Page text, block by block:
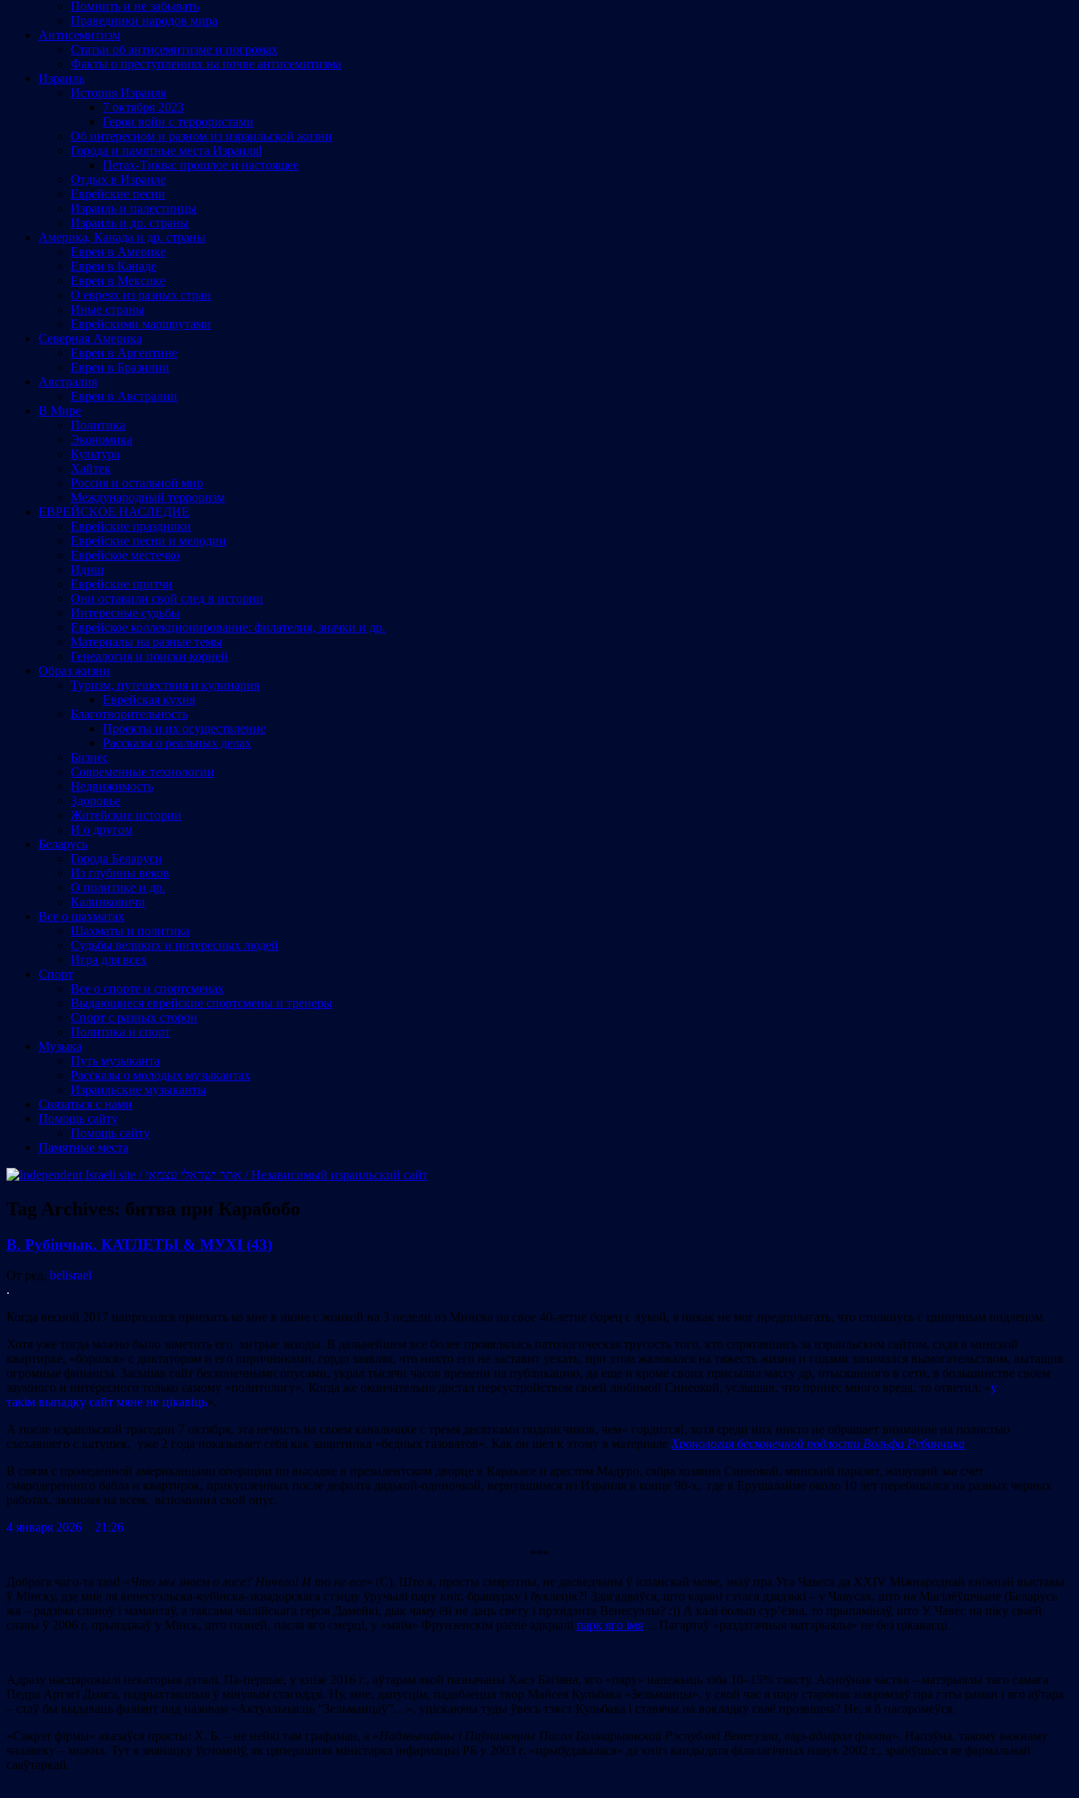
Помнить и не забывать
Праведники народов мира
Антисемитизм
Статьи об антисемитизме и погромах
Факты о преступлениях на почве антисемитизма
Израиль
История Израиля
7 октября 2023
Герои войн с террористами
Об интересном и разном из израильской жизни
Города и памятные места Израиляl
Петах-Тиква: прошлое и настоящее
Отдых в Израиле
Еврейские песни
Израиль и палестинцы
Израиль и др. страны
Америка, Канада и др. страны
Евреи в Америке
Евреи в Канаде
Евреи в Мексике
О евреях из разных стран
Иные страны
Еврейскими маршрутами
Северная Америка
Евреи в Аргентине
Евреи в Бразилии
Австралия
Евреи в Австралии
В Мире
Политика
Экономика
Культура
Хайтек
Россия и остальной мир
Международный терроризм
ЕВРЕЙСКОЕ НАСЛЕДИЕ
Еврейские праздники
Еврейские песни и мелодии
Еврейское местечко
Идиш
Еврейские притчи
Они оставили свой след в истории
Интересные судьбы
Еврейское коллекционирование: филателия, значки и др.
Материалы на разные темы
Генеалогия и поиски корней
Образ жизни
Туризм, путешествия и кулинария
Еврейская кухня
Благотворительность
Проекты и их осуществление
Рассказы о реальных делах
Бизнес
Современные технологии
Недвижимость
Здоровье
Житейские истории
И о другом
Беларусь
Города Беларуси
Из глубины веков
О политике и др.
Калинковичи
Все о шахматах
Шахматы и политика
Судьбы великих и интересных людей
Игра для всех
Спорт
Все о спорте и спортсменах
Выдающиеся еврейские спортсмены и тренеры
Спорт с разных сторон
Политика и спорт
Музыка
Путь музыканта
Рассказы о молодых музыкантах
Израильские музыканты
Cвязаться с нами
Помощь сайту
Помощь сайту
Памятные места
Tag Archives: битва при Карабобо
В. Рубінчык. КАТЛЕТЫ & МУХІ (43)
От ред. belisrael
.
Когда весной 2017 напросился приехать ко мне в июне с жонкой на 3 недели из Минска на свое 40-летие борец с лукой, я никак не мог предполагать, что столкнусь с циничным подлецом.
Хотя уже тогда можно было заметить его хитрые заходы. В дальнейшем все более проявлялась патологическая трусость того, кто спрятавшись за израильским сайтом, сидя в минской
квартирке, «боролся» с диктатором и его опричниками, гордо заявляя, что никто его не заставит уехать, при этом жаловался на тяжесть жизни и годами занимался вымогательством, вытащив
огромные финансы. Засыпав сайт бесконечными опусами, украл тысячи часов времени на публикацию, да еще и кроме своих присылал массу др, отысканного в сети, в большинстве своем
заумного и интересного только самому «политологу». Когда же окончательно достал переустройством своей любимой Синеокой, услышав, что принес много вреда, то ответил: «у
такім выпадку сайт мяне не цікавіць».
А после израильской трагедии 7 октября, эта нечисть на своем канальчике с тремя десятками подписчиков, чем« гордится!, хотя среди них никто не обращает внимание на полнстью
съехавшего с катушек, уже 2 года показывает себя как защитника «бедных газоватов». Как он шел к этому в материале Хронология бесконечной подлости Вольфа Рубинчика
В связи с проведенной американцами операции по высадке в президентском дворце в Каракасе и арестом Мадуро, сябра хозяина Синеокой, минский паразит, живущий заа счет
смародеренного бабла и квартирок, прикупленных после дефолта дядькой-одиночкой, вернувшимся из Израиля в конце 90-х, где в Ерушалайме около 10 лет перебивался на разных черных
работах, экономя на всем, вспоминил свой опус.
4 января 2026 21:26
***
Добрага чаго-та там! «Что мы знаем о лисе? Ничего! И то не все» (С). Што я, просты смяротны, не дасведчаны ў іспанскай мове, знаў пра Уга Чавеса да XXIV Міжнароднай кніжнай выставы
ў Мінску, дзе мне ля венесуэльска-кубінска-эквадорскага стэнду ўручылі пару кніг, брашурку і буклецік?! Здагадваўся, што карані гэтага дзядзькі – у Чавусах, што на Магілёўшчыне (Беларусь
жа – радзіма сланоў і мамантаў, а таксама чылійскага героя Дамейкі, дык чаму ёй не даць свету і прэзідэнта Венесуэлы? :)) А калі больш сур’ёзна, то прыпамінаў, што У. Чавес на піку сваёй
славы ў 2006 г. прыязджаў у Мінск, што пазней, пасля яго смерці, у «маім» Фрунзенскім раёне адкрылі парк яго імя… Пагартаў «раздатачныя матэрыялы» не без цікавасці.
Адразу насцярожылі некаторыя дэталі. Па-першае, у кнізе 2016 г., аўтарам якой пазначаны Хасэ Багіяна, яго «пяру» належыць хіба 10–15% тэксту. Асноўная частка – матэрыялы таго самага
Педра Артэгі Дыяса, падрыхтаваныя ў мінулым стагоддзі. Ну, мне, дапусцім, падабаецца твор Майсея Кульбака «Зельманцы», у свой час я пару старонак накрэмзаў пра гэты раман і яго аўтара
– стаў бы выдаваць фаліянт пад назовам «Актуальнасць “Зельманцаў”…», уціскаючы туды ўвесь тэкст Кульбака і ставячы на вокладку сваё прозвішча? Не, я б пасаромеўся.
«Сакрэт фірмы» аказаўся просты: Х. Б. – не нейкі там графаман, а «Надзвычайны і Паўнамоцны Пасол Баліварыянскай Рэспублікі Венесуэла, віцэ-адмірал флота». Напэўна, такому важнаму
чалавеку – можна. Тут я знянацку ўспомніў, як цяперашняя міністарка інфармацыі РБ у 2003 г. «прыбудавалася» да кнігі кандыдата філалагічных навук 2002 г., зрабіўшыся яе фармальнай
сааўтаркай.